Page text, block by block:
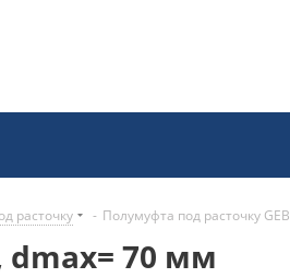
расточку - Полумуфта под расточку
dmax= 70 мм